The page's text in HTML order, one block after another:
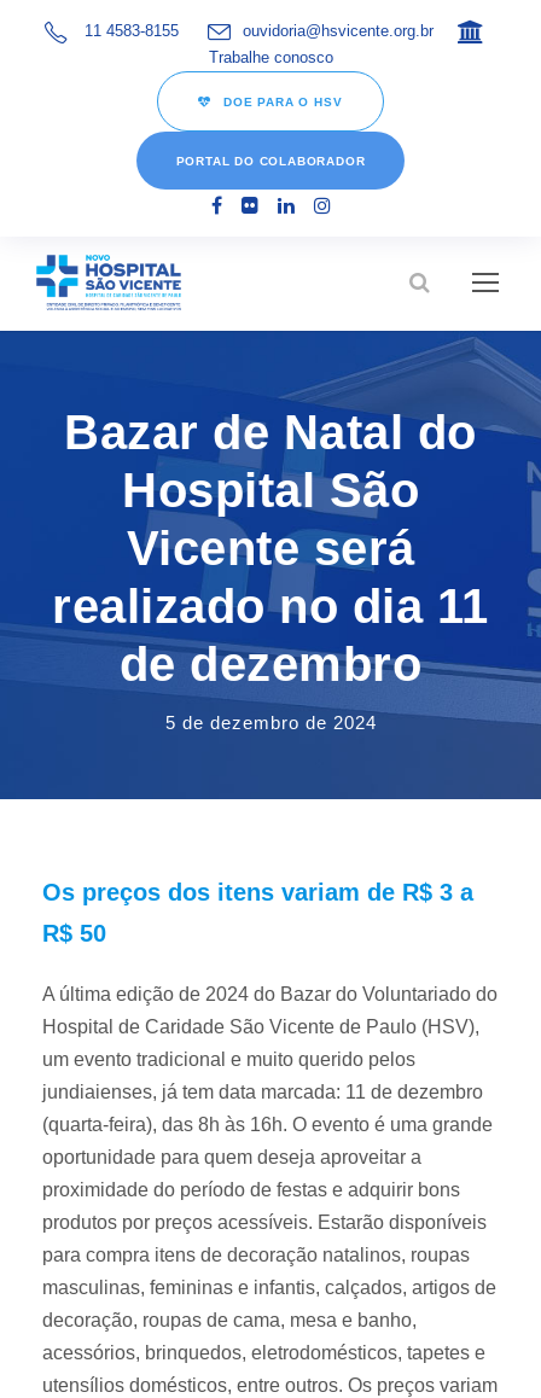
11 4583-8155
ouvidoria@hsvicente.org.br
Trabalhe conosco
DOE PARA O HSV
PORTAL DO COLABORADOR
Bazar de Natal do
Hospital São
Vicente será
realizado no dia 11
de dezembro
5 de dezembro de 2024
Os preços dos itens variam de R$ 3 a
R$ 50
A última edição de 2024 do Bazar do Voluntariado do
Hospital de Caridade São Vicente de Paulo (HSV),
um evento tradicional e muito querido pelos
jundiaienses, já tem data marcada: 11 de dezembro
(quarta-feira), das 8h às 16h. O evento é uma grande
oportunidade para quem deseja aproveitar a
proximidade do período de festas e adquirir bons
produtos por preços acessíveis. Estarão disponíveis
para compra itens de decoração natalinos, roupas
masculinas, femininas e infantis, calçados, artigos de
decoração, roupas de cama, mesa e banho,
acessórios, brinquedos, eletrodomésticos, tapetes e
utensílios domésticos, entre outros. Os preços variam